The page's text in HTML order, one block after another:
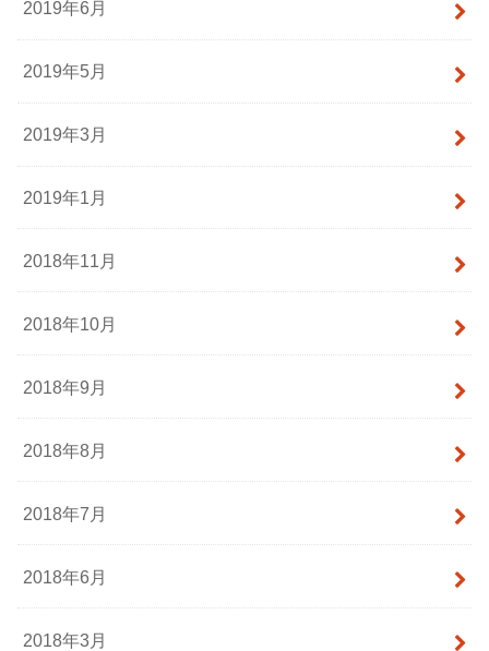
2019年6月
2019年5月
2019年3月
2019年1月
2018年11月
2018年10月
2018年9月
2018年8月
2018年7月
2018年6月
2018年3月